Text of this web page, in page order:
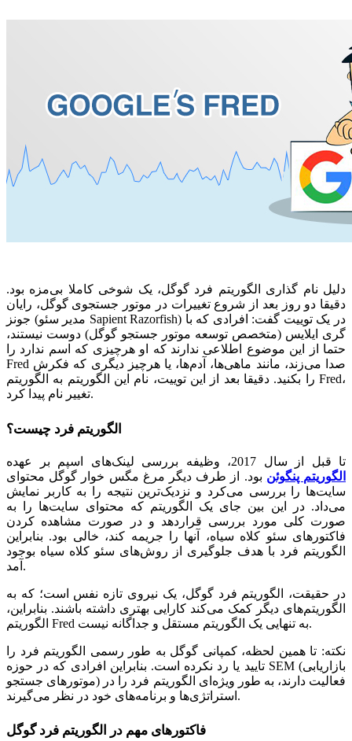
دلیل نام گذاری الگوریتم فرد گوگل، یک شوخی کاملا بی‌مزه بود.
دقیقا دو روز بعد از شروع تغییرات در موتور جستجوی گوگل، رایان
جونز (مدیر سئو Sapient Razorfish) در یک توییت گفت: افرادی که با
گری ایلایس (متخصص توسعه موتور جستجو گوگل) دوست نیستند،
حتما از این موضوع اطلاعی ندارند که او هرچیزی که اسم ندارد را
Fred صدا می‌زند، مانند ماهی‌ها، آدم‌ها، یا هر‌چیز دیگری که فکرش
را بکنید. دقیقا بعد از این توییت، نام این الگوریتم به الگوریتم Fred،
تغییر نام پیدا کرد.
الگوریتم فرد چیست؟
تا قبل از سال 2017، وظیفه بررسی لینک‌های اسپم بر عهده
الگوریتم پنگوئن بود. از طرف دیگر مرغ مگس خوار گوگل محتوای
سایت‌ها را بررسی می‌کرد و نزدیک‌ترین نتیجه را به کاربر نمایش
می‌داد. در این بین جای یک الگوریتم که محتوای سایت‌ها را به
صورت کلی مورد بررسی قراردهد و در صورت مشاهده کردن
فاکتورهای سئو کلاه سیاه، آنها را جریمه کند، خالی بود. بنابراین
الگوریتم فرد با هدف جلوگیری از روش‌های سئو کلاه سیاه بوجود
آمد.
در حقیقت، الگوریتم فرد گوگل، یک نیروی تازه نفس است؛ که به
الگوریتم‌های دیگر کمک می‌کند کارایی بهتری داشته باشند. بنابراین،
الگوریتم Fred به تنهایی یک الگوریتم مستقل و جداگانه نیست.
نکته: تا همین لحظه، کمپانی گوگل به طور رسمی الگوریتم فرد را
تایید یا رد نکرده است. بنابراین افرادی که در حوزه SEM (بازاریابی
موتورهای جستجو) فعالیت دارند، به طور ویژه‌ای الگوریتم فرد را در
استراتژی‌ها و برنامه‌های خود در نظر می‌گیرند.
فاکتورهای مهم در الگوریتم فرد گوگل